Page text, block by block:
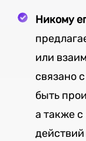
Никому
или
связано
быть
а также